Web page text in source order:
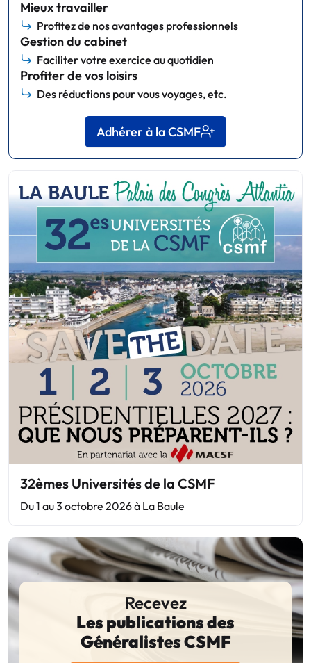
Mieux travailler
Profitez de nos avantages professionnels
Gestion du cabinet
Faciliter votre exercice au quotidien
Profiter de vos loisirs
Des réductions pour vous voyages, etc.
Adhérer à la CSMF
32èmes Universités de la CSMF
Du 1 au 3 octobre 2026 à La Baule
Recevez
Les publications des
Généralistes CSMF